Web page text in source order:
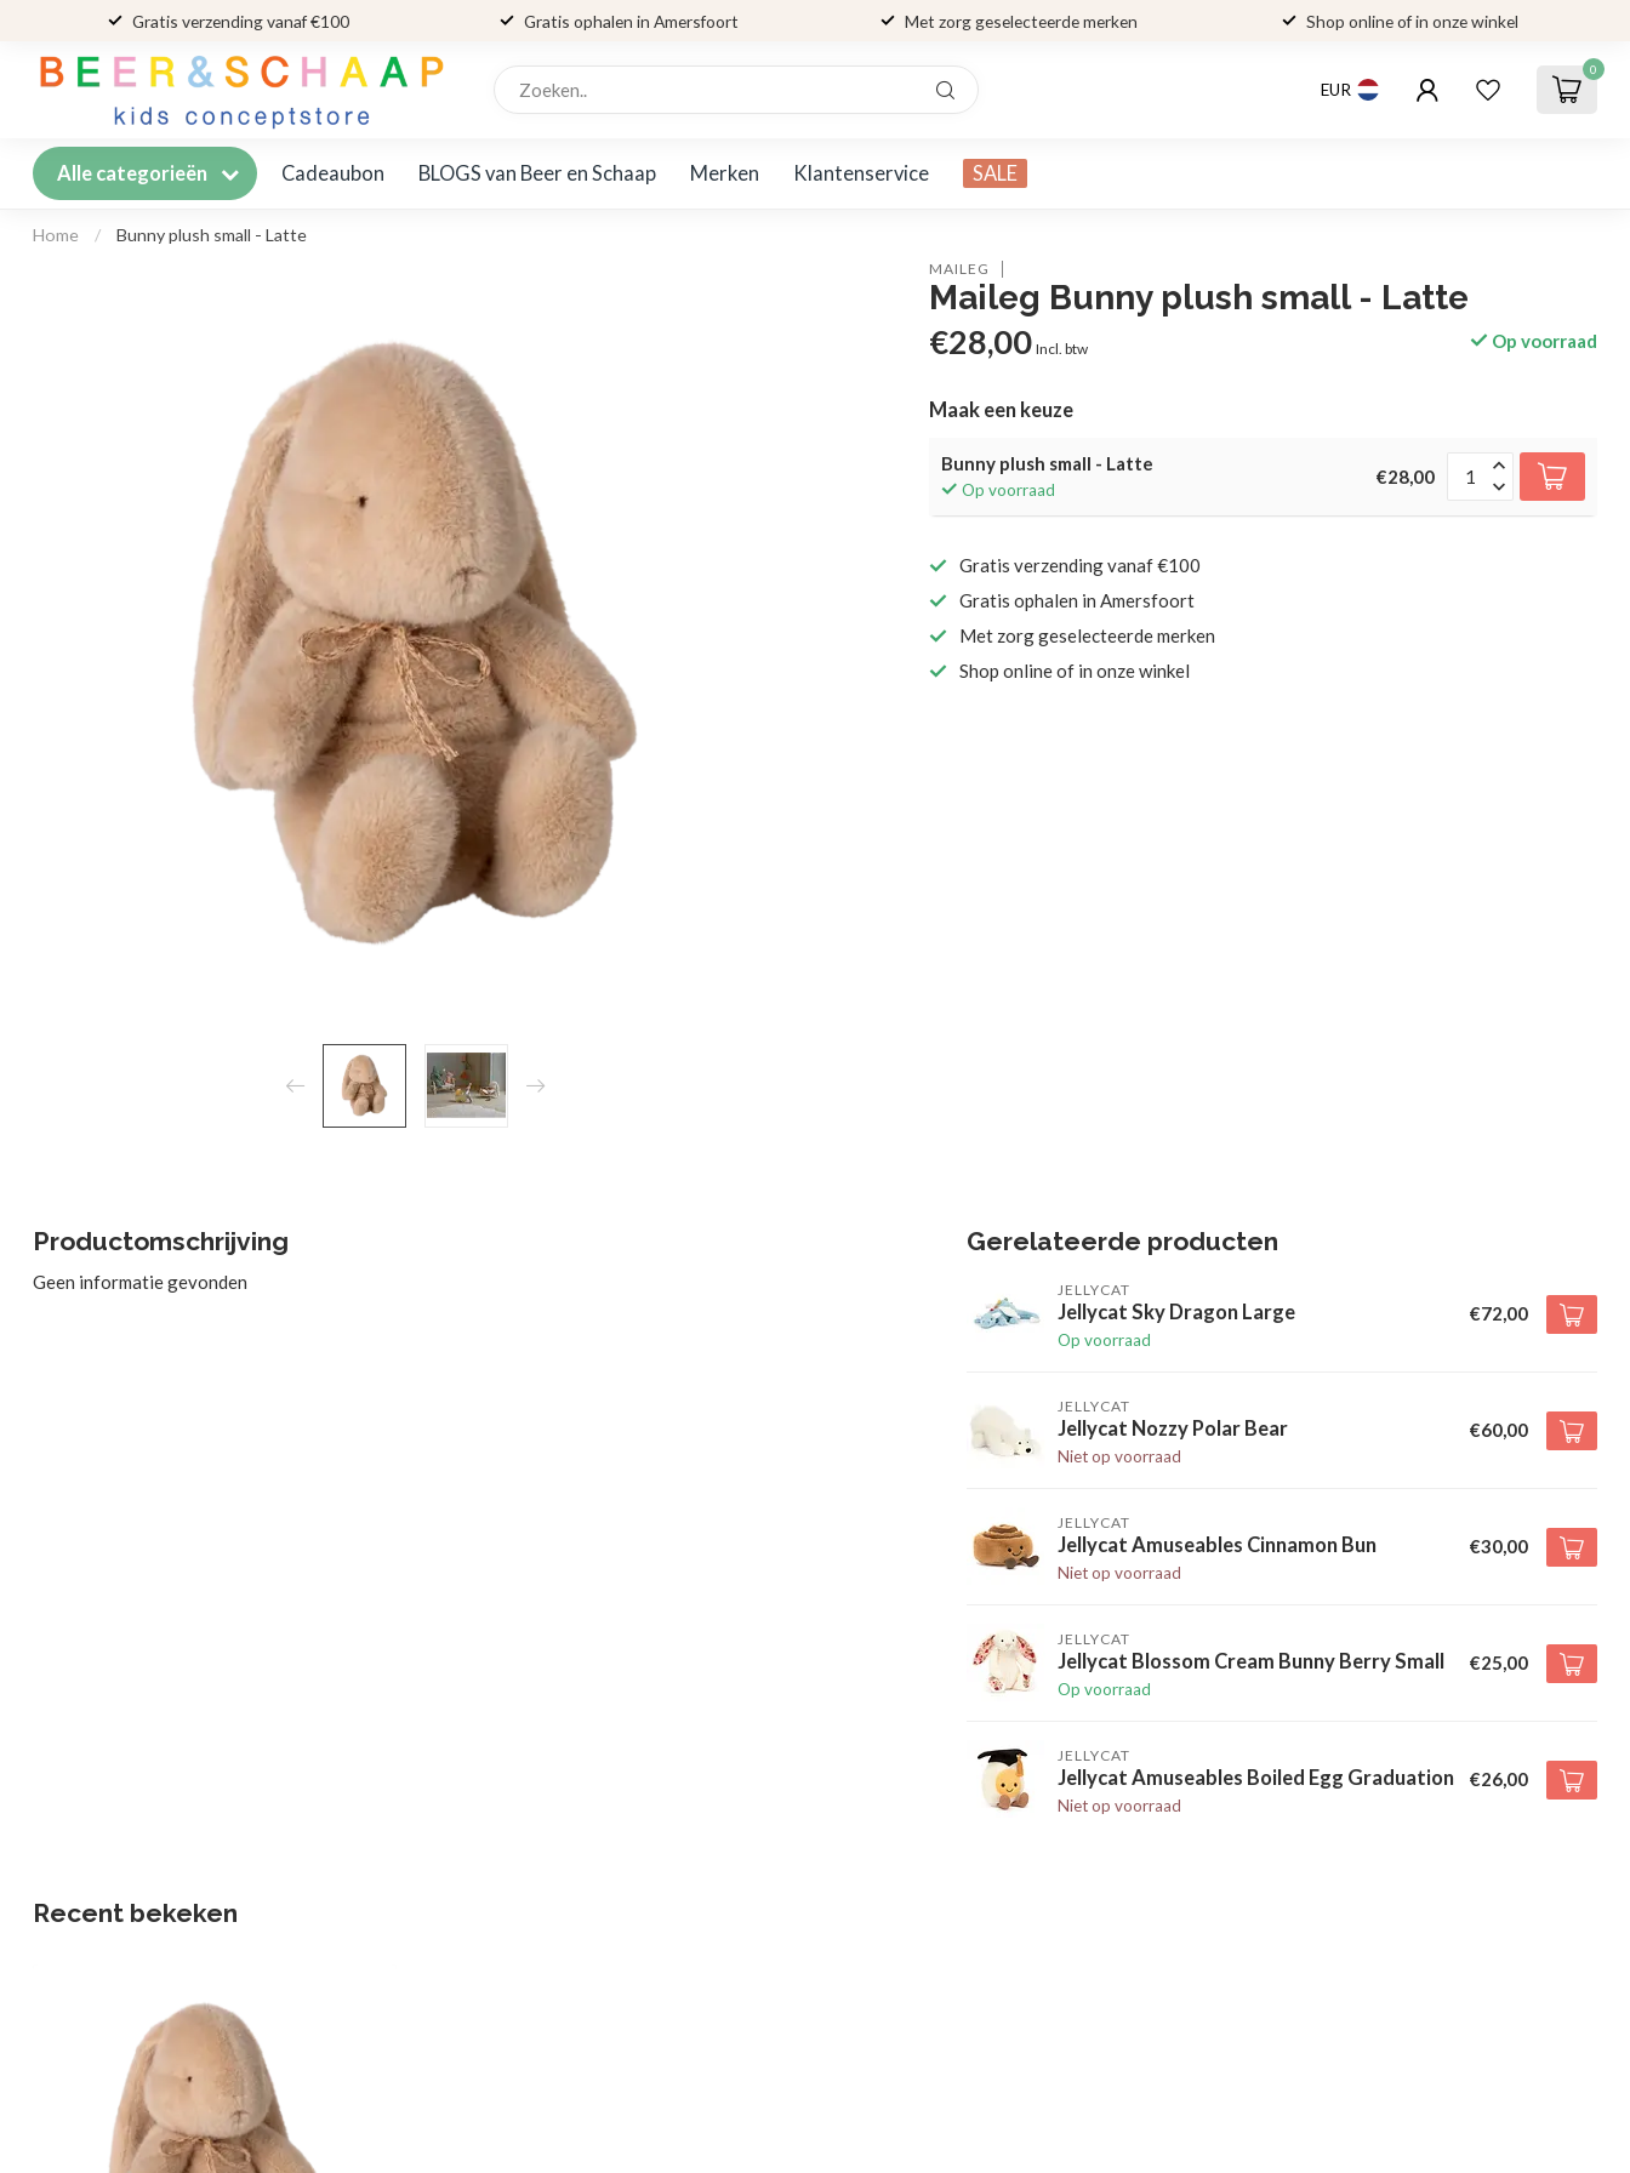
Gratis verzending vanaf €100 Gratis ophalen in Amersfoort Met zorg geselecteerde merken Shop online of in onze winkel
EUR
0
Alle categorieën Cadeaubon BLOGS van Beer en Schaap Merken Klantenservice SALE
Home / Bunny plush small - Latte
MAILEG
Maileg Bunny plush small - Latte
€28,00 Incl. btw Op voorraad
Maak een keuze
Bunny plush small - Latte
Op voorraad
€28,00
Gratis verzending vanaf €100
Gratis ophalen in Amersfoort
Met zorg geselecteerde merken
Shop online of in onze winkel
Productomschrijving
Geen informatie gevonden
Gerelateerde producten
JELLYCAT
Jellycat Sky Dragon Large
Op voorraad
€72,00
JELLYCAT
Jellycat Nozzy Polar Bear
Niet op voorraad
€60,00
JELLYCAT
Jellycat Amuseables Cinnamon Bun
Niet op voorraad
€30,00
JELLYCAT
Jellycat Blossom Cream Bunny Berry Small
Op voorraad
€25,00
JELLYCAT
Jellycat Amuseables Boiled Egg Graduation
Niet op voorraad
€26,00
Recent bekeken